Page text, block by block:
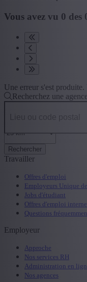
Vous avez vu 0 des
Une erreur s'est
Recherchez une
Rechercher
Travailler
Offres d'emploi
Employeurs Unique
Jobs d'étudiant
Offres d'emploi
Questions
Employeur
Approche
Nos services RH
Administration en
Nos agences